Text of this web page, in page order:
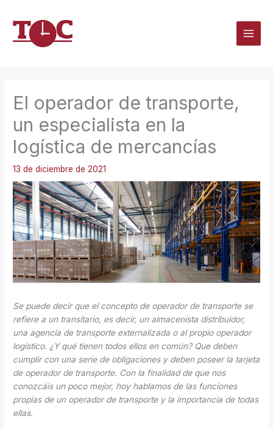
contenido
El operador de transporte,
un especialista en la
logística de mercancías
13 de diciembre de 2021
Se puede decir que el concepto de operador de transporte se
refiere a un transitario, es decir, un almacenista distribuidor,
una agencia de transporte externalizada o al propio operador
logístico. ¿Y qué tienen todos ellos en común? Que deben
cumplir con una serie de obligaciones y deben poseer la tarjeta
de operador de transporte. Con la finalidad de que nos
conozcáis un poco mejor, hoy hablamos de las funciones
propias de un operador de transporte y la importancia de todas
ellas.